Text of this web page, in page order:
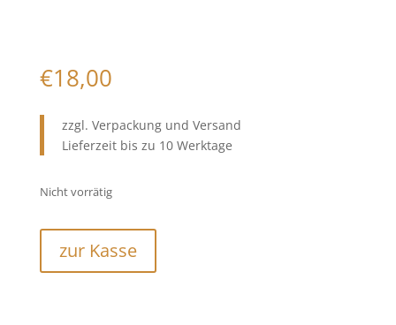
€18,00
zzgl. Verpackung und Versand
Lieferzeit bis zu 10 Werktage
Nicht vorrätig
zur Kasse